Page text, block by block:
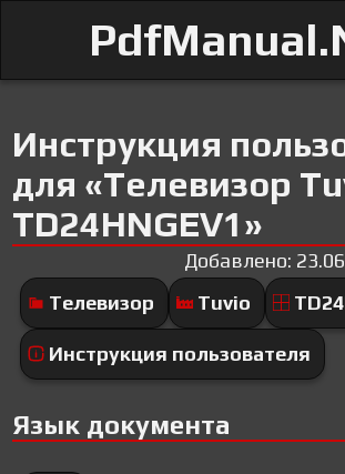
Инструкция
для «Телевизор
TD24HNGEV1»
Добавлено:
Телевизор
Tuvio
Инструкция пользователя
Язык документа